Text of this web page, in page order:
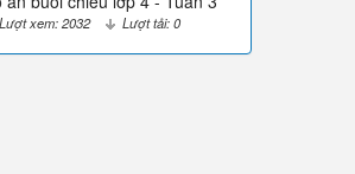
Lượt xem: 2032 Lượt tải: 0